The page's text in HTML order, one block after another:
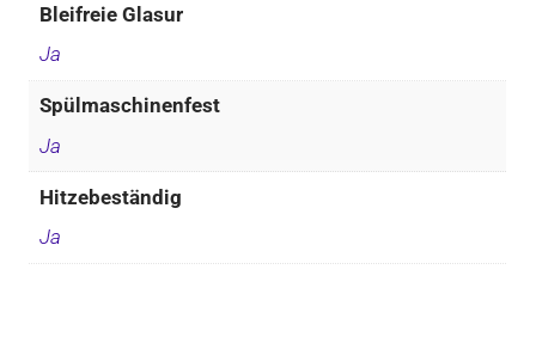
Bleifreie Glasur
Ja
Spülmaschinenfest
Ja
Hitzebeständig
Ja